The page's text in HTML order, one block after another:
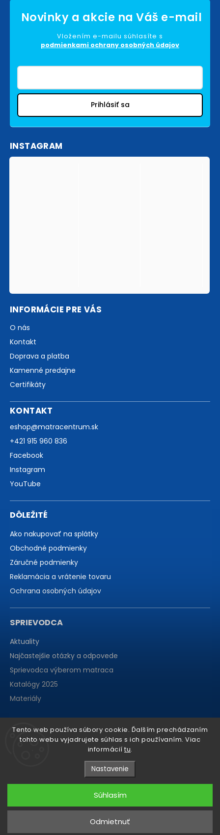
Tento web používa súbory cookie. Ďalším prechádzaním
tohto webu vyjadrujete súhlas s ich používaním. Viac
informácií tu.
Nastavenie
Odmietnuť
Súhlasím
Vložením e-mailu súhlasíte s
podmienkami ochrany osobných údajov
Prihlásiť sa
INSTAGRAM
INFORMÁCIE PRE VÁS
O nás
Kontakt
Doprava a platba
Kamenné predajne
Certifikáty
KONTAKT
eshop@matracentrum.sk
+421 915 960 836
Facebook
Instagram
YouTube
DÔLEŽITÉ
Ako nakupovať na splátky
Obchodné podmienky
Záručné podmienky
Reklamácia a vrátenie tovaru
Ochrana osobných údajov
SPRIEVODCA
Aktuality
Najčastejšie otázky a odpovede
Sprievodca výberom matraca
Katalógy 2025
Materiály
Copyright 2026matraCentrum. Všetky práva vyhradené.
Grafický návrh vytvořil a nakódoval